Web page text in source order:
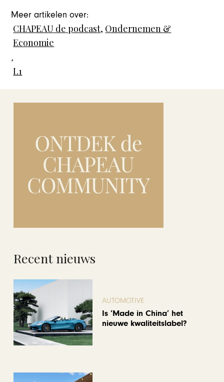
Meer artikelen over:
CHAPEAU de podcast, Ondernemen &
Economie
,
L1
Recent nieuws
AUTOMOTIVE
Is ‘Made in China’ het
nieuwe kwaliteitslabel?